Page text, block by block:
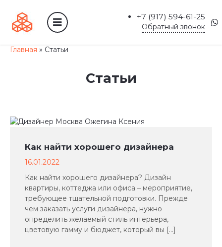
+7 (917) 594-61-25
Обратный звонок
Главная » Статьи
Статьи
Как найти хорошего дизайнера
16.01.2022
Как найти хорошего дизайнера? Дизайн
квартиры, коттеджа или офиса – мероприятие,
требующее тщательной подготовки. Прежде
чем заказать услуги дизайнера, нужно
определить желаемый стиль интерьера,
цветовую гамму и бюджет, который вы […]